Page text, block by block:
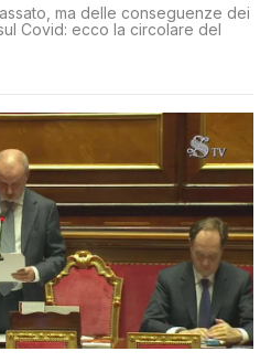
ma delle conseguenze dei
Covid: ecco la circolare del